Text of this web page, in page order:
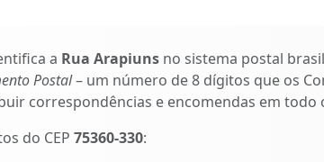
a Rua Arapiuns no sistema postal
Postal– um número de 8 dígitos que os
correspondências e encomendas em todo
do CEP 75360-330: